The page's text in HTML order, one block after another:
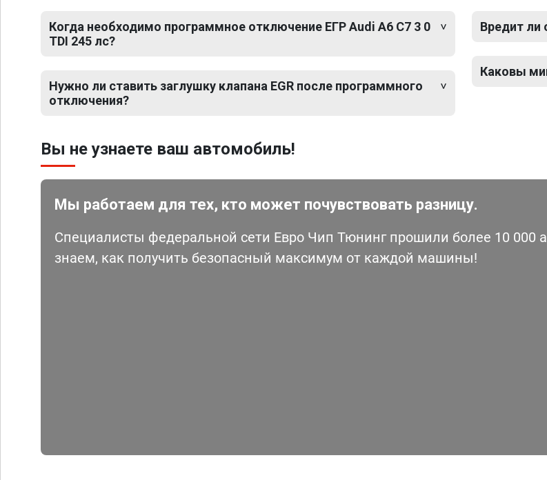
Когда необходимо программное отключение ЕГР Audi A6 C7 3 0
TDI 245 лс?
Нужно ли ставить заглушку клапана EGR после программного
отключения?
Вредит ли
Каковы
Вы не узнаете ваш автомобиль!
Мы работаем для тех, кто может почувствовать разницу.
Специалисты федеральной сети Евро Чип Тюнинг прошили более 10 000
знаем, как получить безопасный максимум от каждой машины!